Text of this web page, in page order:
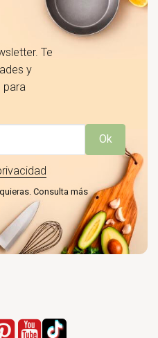
Te
y
para
Ok
Consulta más